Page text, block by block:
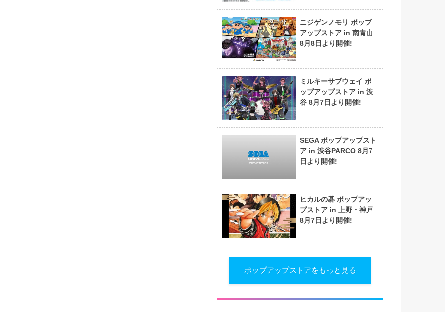
ニジゲンノモリ ポップ
アップストア in 南青山
8月8日より開催!
ミルキーサブウェイ ポ
ップアップストア in 渋
谷 8月7日より開催!
SEGA ポップアップスト
ア in 渋谷PARCO 8月7
日より開催!
ヒカルの碁 ポップアッ
プストア in 上野・神戸
8月7日より開催!
ポップアップストアをもっと見る